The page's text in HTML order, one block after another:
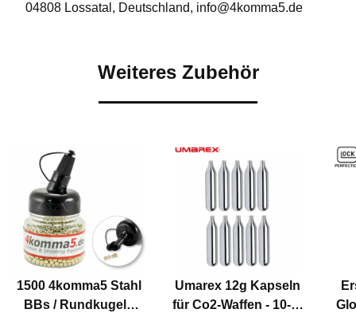
04808 Lossatal, Deutschland, info@4komma5.de
Weiteres Zubehör
1500 4komma5 Stahl
BBs / Rundkugeln
Umarex 12g Kapseln
für Co2-Waffen - 10-er